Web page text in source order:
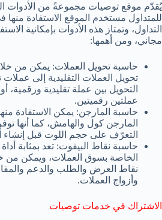
يُقدّم موقع توصيات مجموعةً من الأدوات
للمتداول مستخدم الموقع الاستفادة منها
التداول، وتمتاز هذه الأدوات بإمكانية
مجاني، ومن أهمها:
حاسبة تحويل العملات: يمكن من
تحويل العملات التقليدية إلى عملات
التحويل بين عملة تقليدية ورقمية،
عملتين رقميتين.
حاسبة المارجن: يمكن الاستفادة
المارجن كول والهامش، كما أنها
التعرّف على حجم اللوت قبل
حاسبة نقاط البيفوت: تعد بمثابة أداة
الخاصة بسوق العملات، ويمكن من
نقاط العرض والطلب والدعم
وأزواج العملات.
الاشتراك في خدمات توصيات